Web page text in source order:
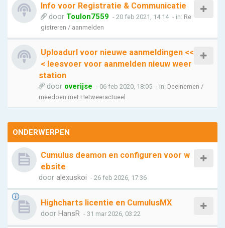
Info voor Registratie & Communicatie
door Toulon7559 - 20 feb 2021, 14:14 - in: Re
gistreren / aanmelden
Uploadurl voor nieuwe aanmeldingen <<
< leesvoer voor aanmelden nieuw weer
station
door overijse - 06 feb 2020, 18:05 - in: Deelnemen /
meedoen met Hetweeractueel
ONDERWERPEN
Cumulus deamon en configuren voor w
ebsite
door alexuskoi - 26 feb 2026, 17:36
Highcharts licentie en CumulusMX
door HansR - 31 mar 2026, 03:22